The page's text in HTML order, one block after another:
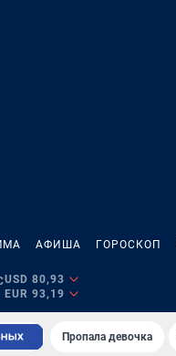
АФИША ГОРОСКОП
USD 80,93
EUR 93,19
Пропала девочка